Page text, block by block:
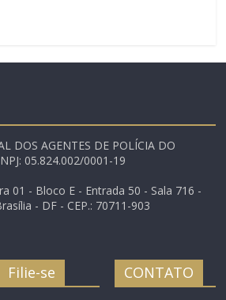
DOS AGENTES DE POLÍCIA DO
05.824.002/0001-19
01 - Bloco E - Entrada 50 - Sala 716 -
- DF - CEP.: 70711-903
Filie-se CONTATO